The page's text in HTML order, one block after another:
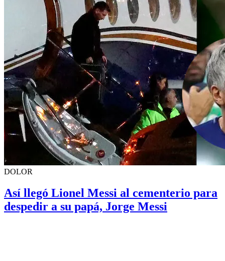
DOLOR
Así llegó Lionel Messi al cementerio para
despedir a su papá, Jorge Messi